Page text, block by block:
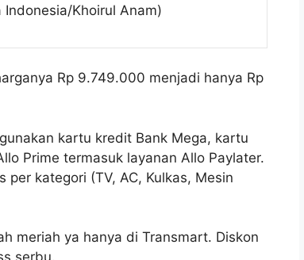
Khoirul Anam)
Rp 9.749.000 menjadi hanya Rp
kartu kredit Bank Mega, kartu
Prime termasuk layanan Allo Paylater.
kategori (TV, AC, Kulkas, Mesin
meriah ya hanya di Transmart. Diskon